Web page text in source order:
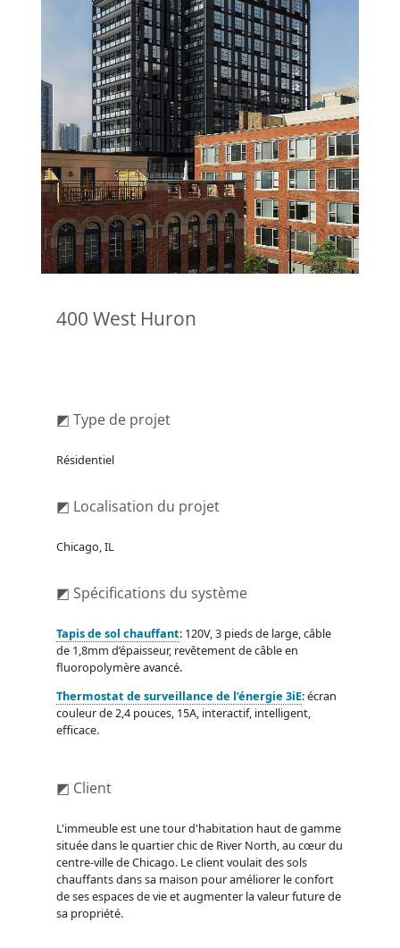
400 West Huron
◩ Type de projet
Résidentiel
◩ Localisation du projet
Chicago, IL
◩ Spécifications du système
Tapis de sol chauffant: 120V, 3 pieds de large, câble
de 1,8mm d’épaisseur, revêtement de câble en
fluoropolymère avancé.
Thermostat de surveillance de l’énergie 3iE: écran
couleur de 2,4 pouces, 15A, interactif, intelligent,
efficace.
◩ Client
L'immeuble est une tour d'habitation haut de gamme
située dans le quartier chic de River North, au cœur du
centre-ville de Chicago. Le client voulait des sols
chauffants dans sa maison pour améliorer le confort
de ses espaces de vie et augmenter la valeur future de
sa propriété.